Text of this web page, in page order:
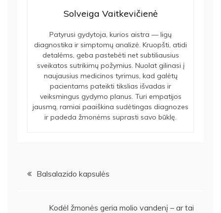
Solveiga Vaitkevičienė
Patyrusi gydytoja, kurios aistra — ligų
diagnostika ir simptomų analizė. Kruopšti, atidi
detalėms, geba pastebėti net subtiliausius
sveikatos sutrikimų požymius. Nuolat gilinasi į
naujausius medicinos tyrimus, kad galėtų
pacientams pateikti tikslias išvadas ir
veiksmingus gydymo planus. Turi empatijos
jausmą, ramiai paaiškina sudėtingas diagnozes
ir padeda žmonėms suprasti savo būklę.
Navigacija
Balsalazido kapsulės
Kodėl žmonės geria molio vandenį – ar tai